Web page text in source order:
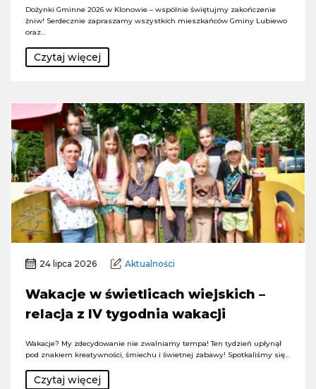
Dożynki Gminne 2026 w Klonowie – wspólnie świętujmy zakończenie
żniw! Serdecznie zapraszamy wszystkich mieszkańców Gminy Lubiewo
oraz…
Czytaj więcej
24 lipca 2026 Aktualności
Wakacje w świetlicach wiejskich –
relacja z IV tygodnia wakacji
Wakacje? My zdecydowanie nie zwalniamy tempa! Ten tydzień upłynął
pod znakiem kreatywności, śmiechu i świetnej zabawy! Spotkaliśmy się…
Czytaj więcej